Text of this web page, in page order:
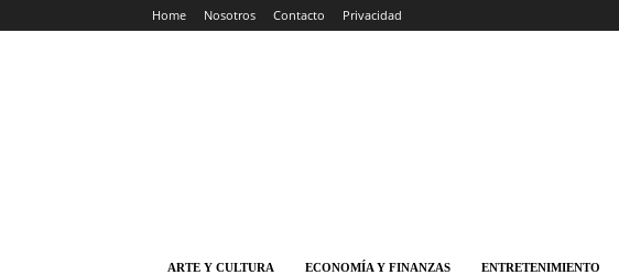
Home Nosotros Contacto Privacidad
ARTE Y CULTURA ECONOMÍA Y FINANZAS ENTRETENIMIENTO